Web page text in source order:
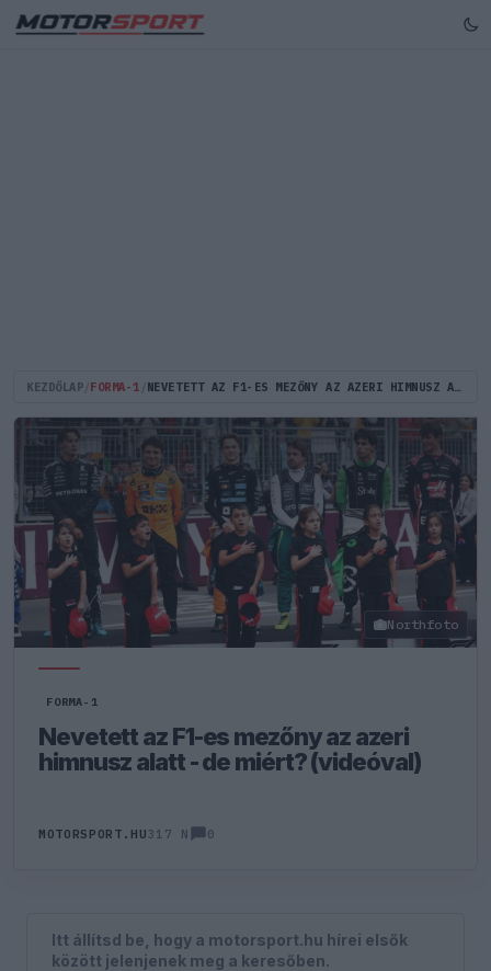
KEZDŐLAP FORMA-1 NEVETETT AZ F1-ES MEZŐNY AZ AZERI HIMNUSZ ALATT - DE MIÉRT? (VIDEÓVAL)
Northfoto
FORMA-1
Nevetett az F1-es mezőny az azeri
himnusz alatt - de miért? (videóval)
MOTORSPORT.HU317 N 0
Itt állítsd be, hogy a motorsport.hu hírei elsők
között jelenjenek meg a keresőben.